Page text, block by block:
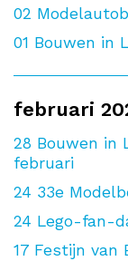
02
01 Bouwen in
februari
28 Bouwen in
februari
24 33e
24 Lego-fan-
17 Festijn van